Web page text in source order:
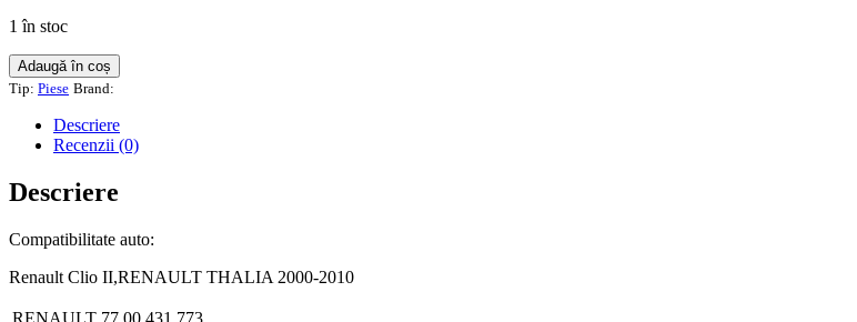
1 în stoc
Cantitate
Incuietoare
portbagaj-
haion
Renault
II
Adaugă în coș
Tip: Piese Brand:
Descriere
Recenzii (0)
Descriere
Compatibilitate auto:
Renault Clio II,RENAULT THALIA 2000-2010
RENAULT 77 00 431 773